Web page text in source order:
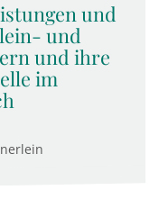
und
und
und ihre
im